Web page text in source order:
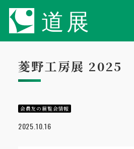
菱野工房展 2025
会員友の展覧会情報
2025.10.16